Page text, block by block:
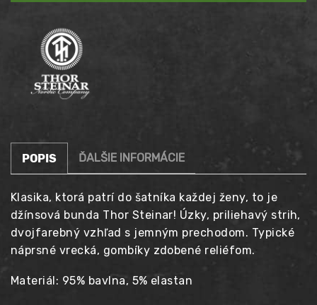
POPIS ĎALŠIE INFORMÁCIE
Klasika, ktorá patrí do šatníka každej ženy, to je
džínsová bunda Thor Steinar! Úzky, priliehavý strih,
dvojfarebný vzhľad s jemným prechodom. Typické
náprsné vrecká, gombíky zdobené reliéfom.
Materiál: 95% bavlna, 5% elastan